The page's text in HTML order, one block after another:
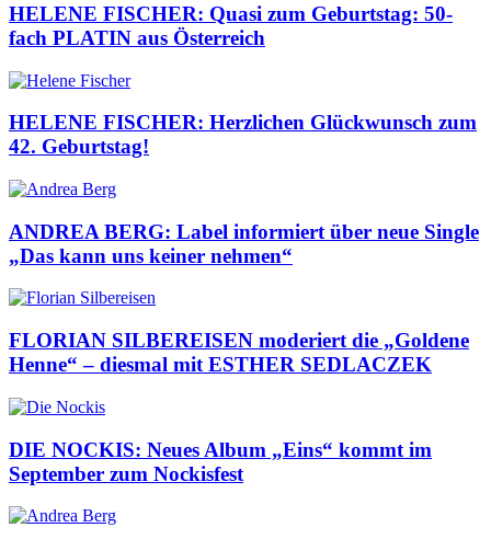
HELENE FISCHER: Quasi zum Geburtstag: 50-
fach PLATIN aus Österreich
HELENE FISCHER: Herzlichen Glückwunsch zum
42. Geburtstag!
ANDREA BERG: Label informiert über neue Single
„Das kann uns keiner nehmen“
FLORIAN SILBEREISEN moderiert die „Goldene
Henne“ – diesmal mit ESTHER SEDLACZEK
DIE NOCKIS: Neues Album „Eins“ kommt im
September zum Nockisfest